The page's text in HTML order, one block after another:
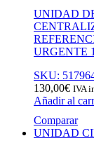
UNIDAD
URGENTE
SKU:
130,00€ IVA
Añadir al
Comparar
UNIDAD